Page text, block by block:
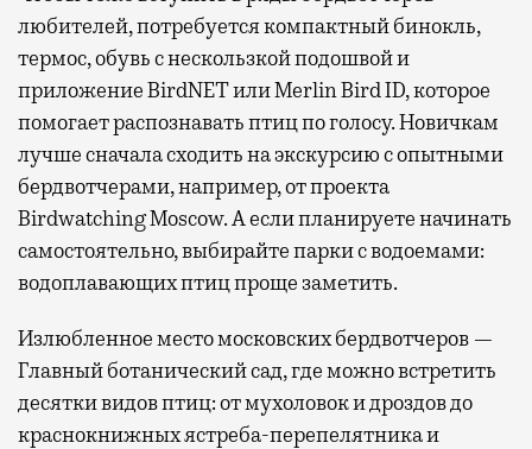
любителей, потребуется компактный бинокль,
термос, обувь с нескользкой подошвой и
приложение BirdNET или Merlin Bird ID, которое
помогает распознавать птиц по голосу. Новичкам
лучше сначала сходить на экскурсию с опытными
бердвотчерами, например, от проекта
Birdwatching Moscow. А если планируете начинать
самостоятельно, выбирайте парки с водоемами:
водоплавающих птиц проще заметить.
Излюбленное место московских бердвотчеров —
Главный ботанический сад, где можно встретить
десятки видов птиц: от мухоловок и дроздов до
краснокнижных ястреба-перепелятника и